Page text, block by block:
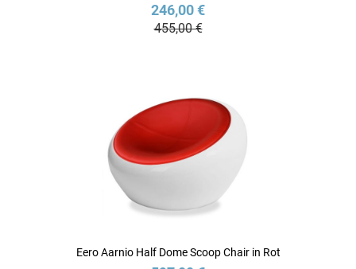
246,00 €
455,00 €
Eero Aarnio Half Dome Scoop Chair in Rot